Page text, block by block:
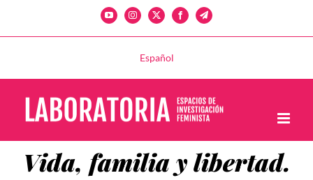
contenido
YouTubeInstagram
X FacebookTelegram
Español
Vida, familia y libertad.